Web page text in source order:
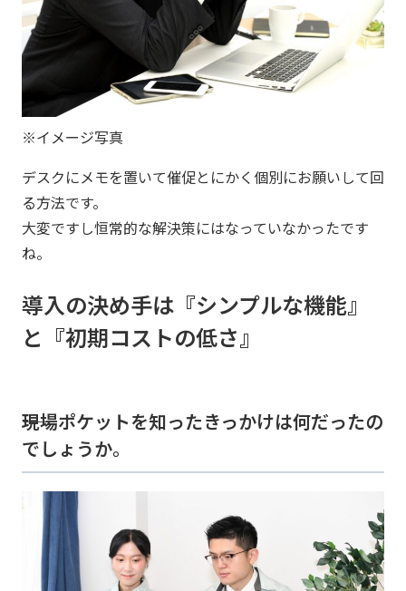
※イメージ写真
デスクにメモを置いて催促とにかく個別にお願いして回
る方法です。
大変ですし恒常的な解決策にはなっていなかったです
ね。
導入の決め手は『シンプルな機能』
と『初期コストの低さ』
――現場ポケットを知ったきっかけは何だったの
でしょうか。